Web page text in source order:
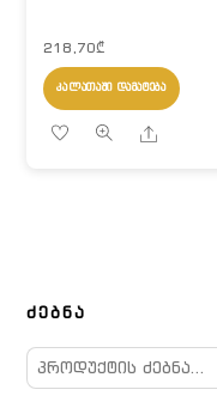
218,70₾
ᲙᲐᲚᲐᲗᲐᲨᲘ ᲓᲐᲛᲐᲢᲔᲑᲐ
Share
ᲫᲔᲑᲜᲐ
ძებნა: